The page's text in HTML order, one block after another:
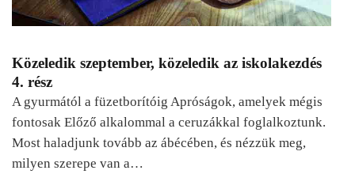
Közeledik szeptember, közeledik az iskolakezdés
4. rész
A gyurmától a füzetborítóig Apróságok, amelyek mégis
fontosak Előző alkalommal a ceruzákkal foglalkoztunk.
Most haladjunk tovább az ábécében, és nézzük meg,
milyen szerepe van a…